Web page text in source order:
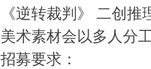
《逆转裁判》 二创
美术素材会以多人分
招募要求：